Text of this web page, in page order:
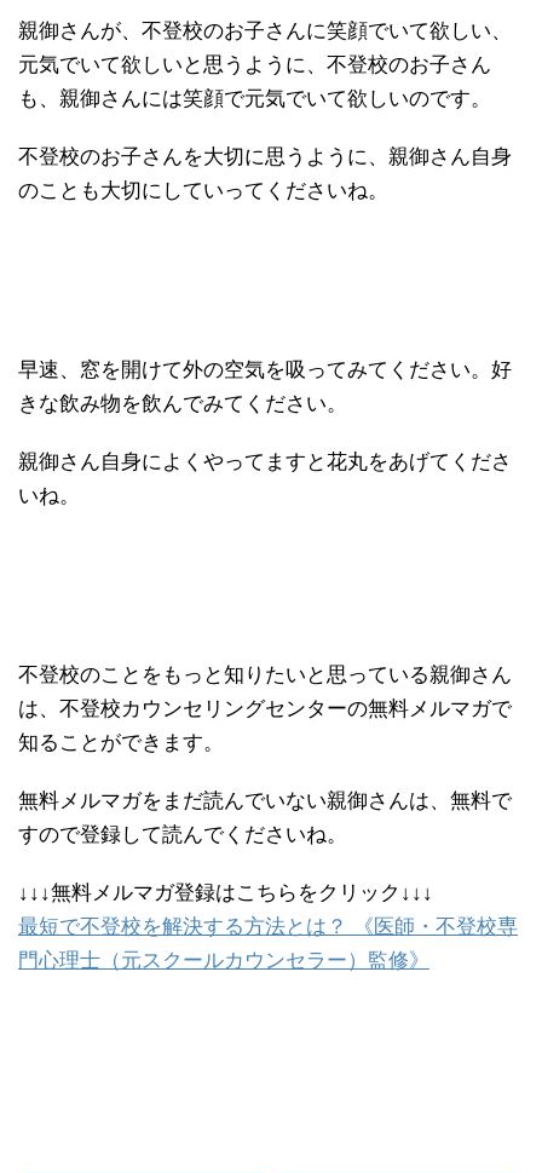
親御さんが、不登校のお子さんに笑顔でいて欲しい、
元気でいて欲しいと思うように、不登校のお子さん
も、親御さんには笑顔で元気でいて欲しいのです。
不登校のお子さんを大切に思うように、親御さん自身
のことも大切にしていってくださいね。
早速、窓を開けて外の空気を吸ってみてください。好
きな飲み物を飲んでみてください。
親御さん自身によくやってますと花丸をあげてくださ
いね。
不登校のことをもっと知りたいと思っている親御さん
は、不登校カウンセリングセンターの無料メルマガで
知ることができます。
無料メルマガをまだ読んでいない親御さんは、無料で
すので登録して読んでくださいね。
↓↓↓無料メルマガ登録はこちらをクリック↓↓↓
最短で不登校を解決する方法とは？ 《医師・不登校専
門心理士（元スクールカウンセラー）監修》